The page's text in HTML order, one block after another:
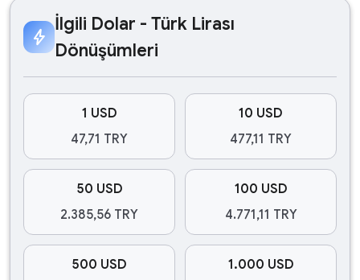
bolt
İlgili Dolar - Türk Lirası
Dönüşümleri
1 USD
47,71 TRY
10 USD
477,11 TRY
50 USD
2.385,56 TRY
100 USD
4.771,11 TRY
500 USD
1.000 USD